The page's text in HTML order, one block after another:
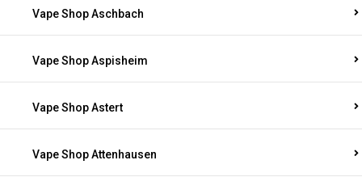
Vape Shop Aschbach
Vape Shop Aspisheim
Vape Shop Astert
Vape Shop Attenhausen